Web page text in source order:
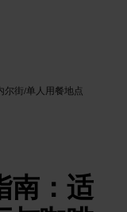
尔街/单人用餐地点
南：适